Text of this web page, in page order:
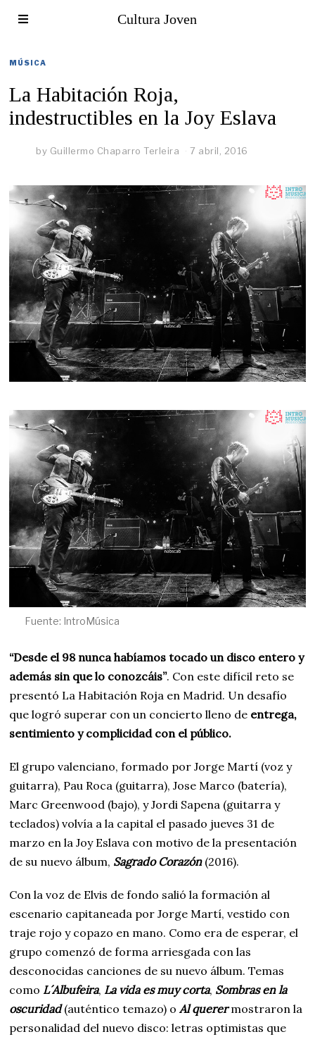
Cultura Joven
MÚSICA
La Habitación Roja,
indestructibles en la Joy Eslava
by Guillermo Chaparro Terleira 7 abril, 2016
Fuente: IntroMúsica
“Desde el 98 nunca habíamos tocado un disco entero y
además sin que lo conozcáis”. Con este difícil reto se
presentó La Habitación Roja en Madrid. Un desafío
que logró superar con un concierto lleno de entrega,
sentimiento y complicidad con el público.
El grupo valenciano, formado por Jorge Martí (voz y
guitarra), Pau Roca (guitarra), Jose Marco (batería),
Marc Greenwood (bajo), y Jordi Sapena (guitarra y
teclados) volvía a la capital el pasado jueves 31 de
marzo en la Joy Eslava con motivo de la presentación
de su nuevo álbum, Sagrado Corazón(2016).
Con la voz de Elvis de fondo salió la formación al
escenario capitaneada por Jorge Martí, vestido con
traje rojo y copazo en mano. Como era de esperar, el
grupo comenzó de forma arriesgada con las
desconocidas canciones de su nuevo álbum. Temas
como L´Albufeira, La vida es muy corta, Sombras en la
oscuridad(auténtico temazo) oAl querermostraron la
personalidad del nuevo disco: letras optimistas que